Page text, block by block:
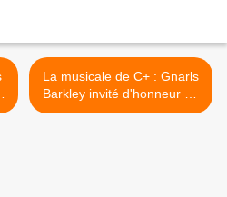
La musicale de C+ : Gnarls
Barkley invité d'honneur en
janvier. >